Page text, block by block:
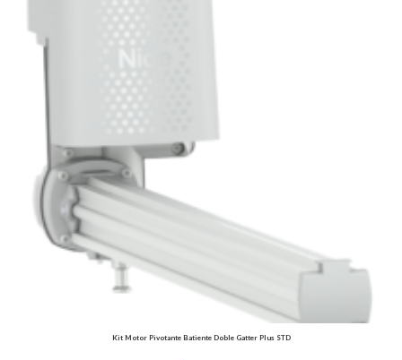
Kit Motor Pivotante Batiente Doble Gatter Plus STD